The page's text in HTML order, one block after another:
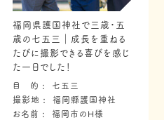
福岡県護国神社で三歳・五
歳の七五三｜成長を重ねる
たびに撮影できる喜びを感じ
た一日でした！
目 的
七五三
撮影地
福岡縣護国神社
お名前
福岡市のH様